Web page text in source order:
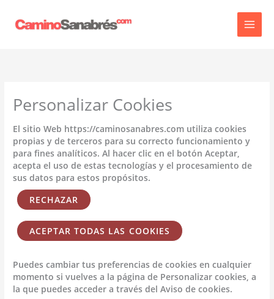
contenido
Personalizar Cookies
El sitio Web https://caminosanabres.com utiliza cookies
propias y de terceros para su correcto funcionamiento y
para fines analíticos. Al hacer clic en el botón Aceptar,
acepta el uso de estas tecnologías y el procesamiento de
sus datos para estos propósitos.
RECHAZAR
ACEPTAR TODAS LAS COOKIES
Puedes cambiar tus preferencias de cookies en cualquier
momento si vuelves a la página de Personalizar cookies, a
la que puedes acceder a través del Aviso de cookies.